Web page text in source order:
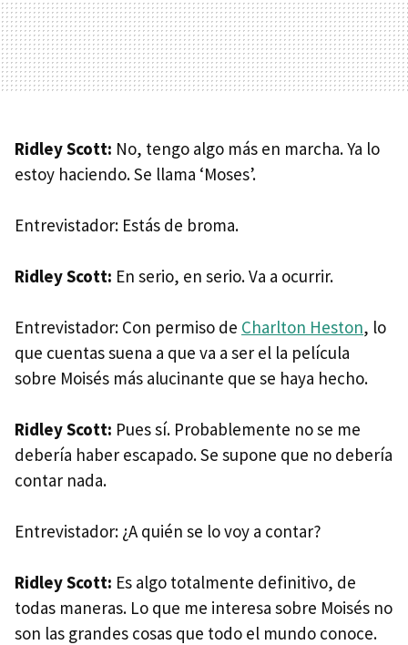
Ridley Scott: No, tengo algo más en marcha. Ya lo
estoy haciendo. Se llama ‘Moses’.
Entrevistador: Estás de broma.
Ridley Scott: En serio, en serio. Va a ocurrir.
Entrevistador: Con permiso de Charlton Heston, lo
que cuentas suena a que va a ser el la película
sobre Moisés más alucinante que se haya hecho.
Ridley Scott: Pues sí. Probablemente no se me
debería haber escapado. Se supone que no debería
contar nada.
Entrevistador: ¿A quién se lo voy a contar?
Ridley Scott: Es algo totalmente definitivo, de
todas maneras. Lo que me interesa sobre Moisés no
son las grandes cosas que todo el mundo conoce.